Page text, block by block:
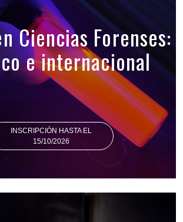
Ciencias Forenses:
e internacional
INSCRIPCIÓN HASTA EL
15/10/2026